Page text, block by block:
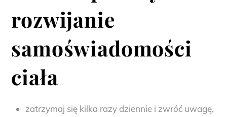
rozwijanie
samoświadomości
ciała
zatrzymaj się kilka razy dziennie i zwróć uwagę,